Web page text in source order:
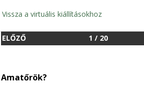
Vissza a virtuális kiállításokhoz
ELŐZŐ 1 / 20
Amatőrök?